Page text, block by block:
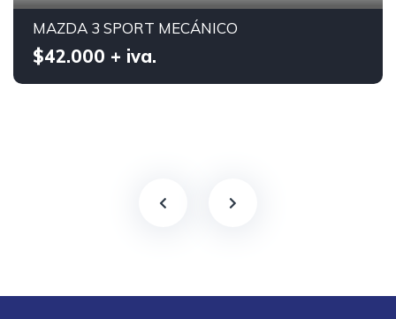
MAZDA 3 SPORT MECÁNICO
$42.000 + iva.